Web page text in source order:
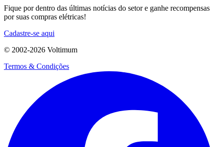
Fique por dentro das últimas notícias do setor e ganhe recompensas
por suas compras elétricas!
Cadastre-se aqui
© 2002-2026 Voltimum
Termos & Condições